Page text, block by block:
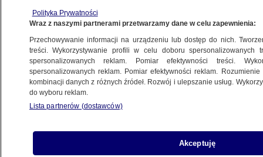
świadczenia w górę
1.03.2024, 07:25
Udostępnij
Polityka Prywatności
Wraz z naszymi partnerami przetwarzamy dane w celu zapewnienia:
Przechowywanie informacji na urządzeniu lub dostęp do nich.
treści. Wykorzystywanie profili w celu doboru spersonalizowanych
spersonalizowanych reklam. Pomiar efektywności treści.
spersonalizowanych reklam. Pomiar efektywności reklam.
kombinacji danych z różnych źródeł. Rozwój i ulepszanie usług.
do wyboru reklam.
Lista partnerów (dostawców)
Akceptuję